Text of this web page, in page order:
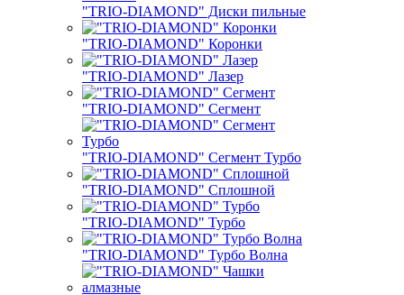
"TRIO-DIAMOND" Диски пильные
"TRIO-DIAMOND" Коронки
"TRIO-DIAMOND" Лазер
"TRIO-DIAMOND" Сегмент
"TRIO-DIAMOND" Сегмент Турбо
"TRIO-DIAMOND" Сплошной
"TRIO-DIAMOND" Турбо
"TRIO-DIAMOND" Турбо Волна